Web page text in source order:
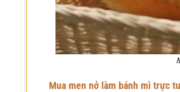
Mua men nở làm bánh mì trực